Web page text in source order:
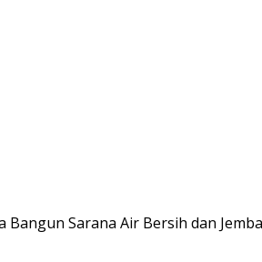
Sarana Air Bersih dan